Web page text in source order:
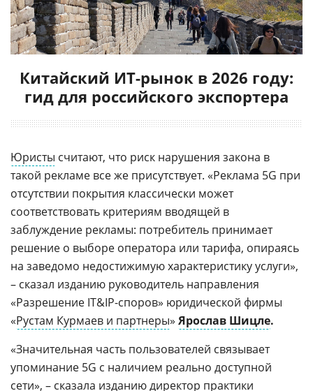
Китайский ИТ-рынок в 2026 году:
гид для российского экспортера
Юристы считают, что риск нарушения закона в
такой рекламе все же присутствует. «Реклама 5G при
отсутствии покрытия классически может
соответствовать критериям вводящей в
заблуждение рекламы: потребитель принимает
решение о выборе оператора или тарифа, опираясь
на заведомо недостижимую характеристику услуги»,
– сказал изданию руководитель направления
«Разрешение IT&IP-споров» юридической фирмы
«Рустам Курмаев и партнеры» Ярослав Шицле.
«Значительная часть пользователей связывает
упоминание 5G с наличием реально доступной
сети», – сказала изданию директор практики